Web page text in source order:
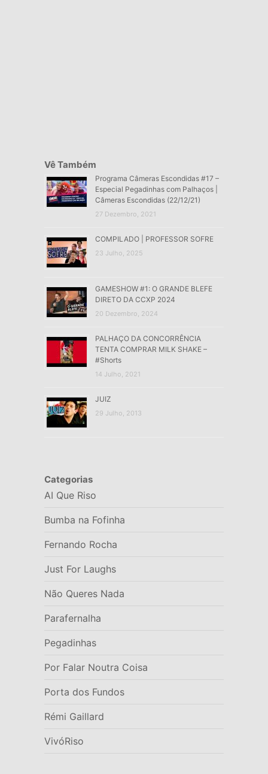
Vê Também
Programa Câmeras Escondidas #17 –
Especial Pegadinhas com Palhaços |
Câmeras Escondidas (22/12/21)
27 Dezembro, 2021
COMPILADO | PROFESSOR SOFRE
23 Julho, 2025
GAMESHOW #1: O GRANDE BLEFE
DIRETO DA CCXP 2024
20 Dezembro, 2024
PALHAÇO DA CONCORRÊNCIA
TENTA COMPRAR MILK SHAKE –
#Shorts
14 Julho, 2021
JUIZ
29 Julho, 2013
Categorias
AI Que Riso
Bumba na Fofinha
Fernando Rocha
Just For Laughs
Não Queres Nada
Parafernalha
Pegadinhas
Por Falar Noutra Coisa
Porta dos Fundos
Rémi Gaillard
VivóRiso